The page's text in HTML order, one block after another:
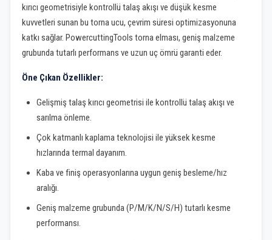
kırıcı geometrisiyle kontrollü talaş akışı ve düşük kesme
kuvvetleri sunan bu torna ucu, çevrim süresi optimizasyonuna
katkı sağlar. PowercuttingTools torna elması, geniş malzeme
grubunda tutarlı performans ve uzun uç ömrü garanti eder.
Öne Çıkan Özellikler:
Gelişmiş talaş kırıcı geometrisi ile kontrollü talaş akışı ve
sarılma önleme.
Çok katmanlı kaplama teknolojisi ile yüksek kesme
hızlarında termal dayanım.
Kaba ve finiş operasyonlarına uygun geniş besleme/hız
aralığı.
Geniş malzeme grubunda (P/M/K/N/S/H) tutarlı kesme
performansı.